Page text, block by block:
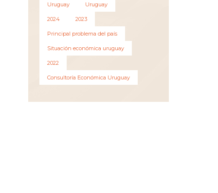
Uruguay Uruguay
2024 2023
Principal problema del país
Situación económica uruguay
2022
Consultoría Económica Uruguay